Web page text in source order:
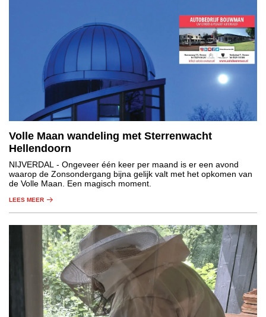
Volle Maan wandeling met Sterrenwacht
Hellendoorn
NIJVERDAL - Ongeveer één keer per maand is er een avond
waarop de Zonsondergang bijna gelijk valt met het opkomen van
de Volle Maan. Een magisch moment.
LEES MEER